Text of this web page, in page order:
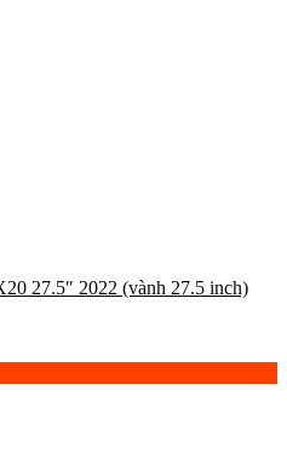
27.5″ 2022 (vành 27.5 inch)